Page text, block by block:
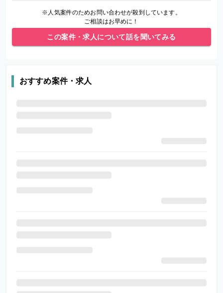
※人気案件のためお問い合わせが殺到しています。
ご相談はお早めに！
この案件・求人について話を聞いてみる
おすすめ案件・求人